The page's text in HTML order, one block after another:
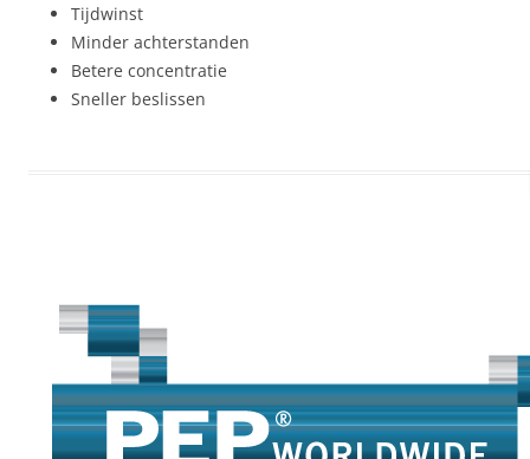
Tijdwinst
Minder achterstanden
Betere concentratie
Sneller beslissen